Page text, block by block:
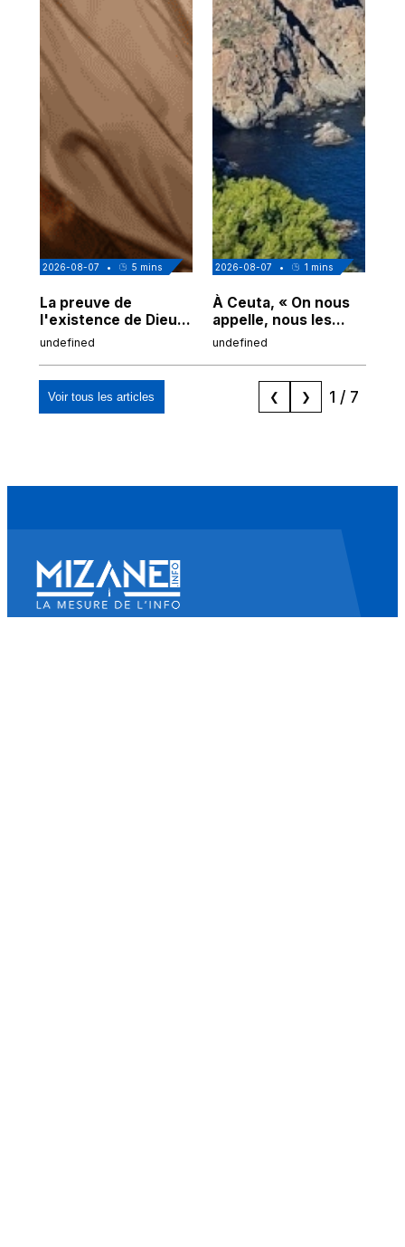
2026-08-07 • 5 mins
La preuve de
l'existence de Dieu
chez Ibn Sina
undefined
2026-08-07 • 1 mins
À Ceuta, « On nous
appelle, nous les
Espagnols d'origine
"musulmans"»
undefined
Voir tous les articles ❮ ❯ 1 / 7